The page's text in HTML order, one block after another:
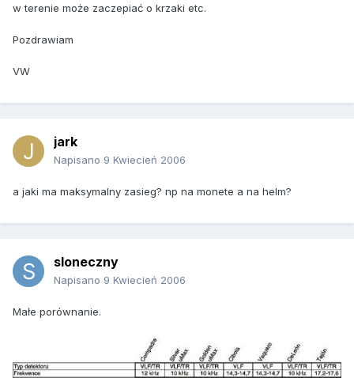
w terenie może zaczepiać o krzaki etc.
Pozdrawiam
VW
jark
Napisano 9 Kwiecień 2006
a jaki ma maksymalny zasieg? np na monete a na helm?
sloneczny
Napisano 9 Kwiecień 2006
Małe porównanie.